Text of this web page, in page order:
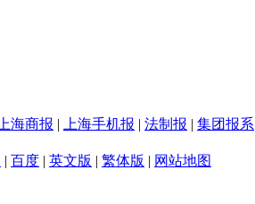
上海商报 | 上海手机报 | 法制报 | 集团报系
| 百度 | 英文版 | 繁体版 | 网站地图